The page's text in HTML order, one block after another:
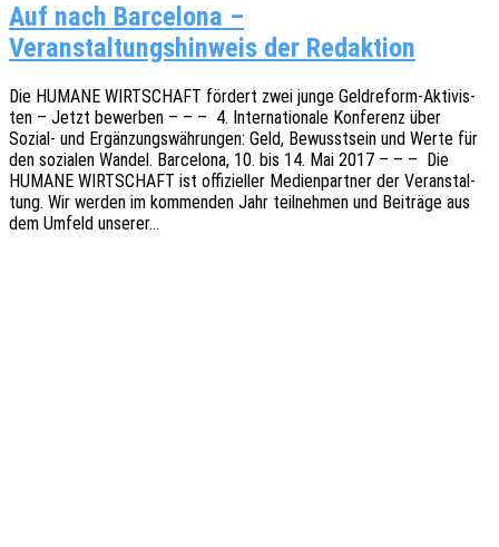
Auf nach Barcelona –
Veranstaltungshinweis der Redaktion
Die HUMANE WIRTSCHAFT fördert zwei junge Geld­­re­­form-Akti­­vis­­
ten – Jetzt bewer­ben – – – 4. Inter­na­tio­na­le Konfe­renz über
Sozial- und Ergän­zungs­wäh­run­gen: Geld, Bewusst­sein und Werte für
den sozia­len Wandel. Barce­lo­na, 10. bis 14. Mai 2017 – – – Die
HUMANE WIRTSCHAFT ist offi­zi­el­ler Medi­en­part­ner der Veran­stal­
tung. Wir werden im kommen­den Jahr teil­neh­men und Beiträ­ge aus
dem Umfeld unserer…